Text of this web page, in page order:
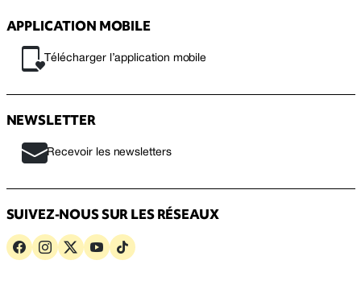
APPLICATION MOBILE
Télécharger l’application mobile
NEWSLETTER
Recevoir les newsletters
SUIVEZ-NOUS SUR LES RÉSEAUX